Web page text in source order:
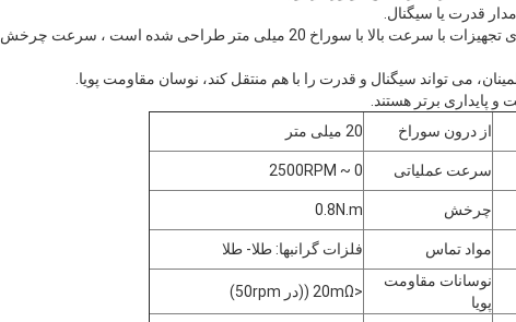
حلقه اسلیپ سری HRHS-T20 با سرعت بالا به ویژه برای تجهیزات با سرعت بالا با سوراخ 20 میلی متر طراحی شده است ، سرعت چرخش
می تواند سیگنال و قدرت را با هم منتقل کند، نوسان مقاومت پویا.
و پایداری برتر هستند.
از درون سوراخ 20 میلی متر
سرعت عملیاتی 0 ~ 2500RPM
چرخش 0.8N.m
مواد تماس فلزات گرانبها: طلا- طلا
نوسانات مقاومت
پویا
<20mΩ ((در 50rpm)